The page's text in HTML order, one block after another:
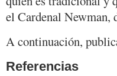
el Cardenal Newman,
A continuación,
Referencias